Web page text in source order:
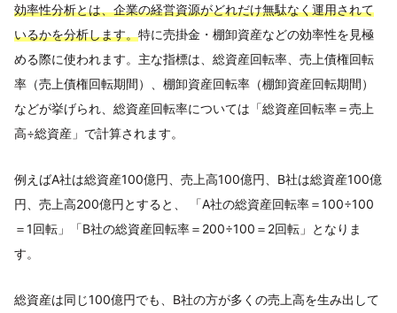
効率性分析とは、企業の経営資源がどれだけ無駄なく運用されて
いるかを分析します。特に売掛金・棚卸資産などの効率性を見極
める際に使われます。主な指標は、総資産回転率、売上債権回転
率（売上債権回転期間）、棚卸資産回転率（棚卸資産回転期間）
などが挙げられ、総資産回転率については「総資産回転率＝売上
高÷総資産」で計算されます。
例えばA社は総資産100億円、売上高100億円、B社は総資産100億
円、売上高200億円とすると、 「A社の総資産回転率＝100÷100
＝1回転」「B社の総資産回転率＝200÷100＝2回転」となりま
す。
総資産は同じ100億円でも、B社の方が多くの売上高を生み出して